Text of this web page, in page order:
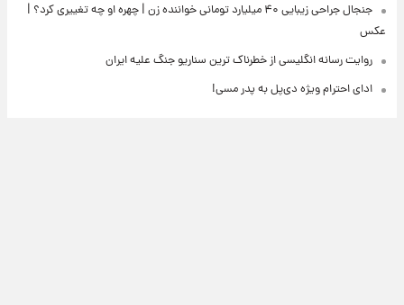
جنجال جراحی زیبایی ۴۰ میلیارد تومانی خواننده زن | چهره او چه تغییری کرد؟ |
عکس
روایت رسانه انگلیسی از خطرناک ترین سناریو جنگ علیه ایران
ادای احترام ویژه دی‌پل به پدر مسی!